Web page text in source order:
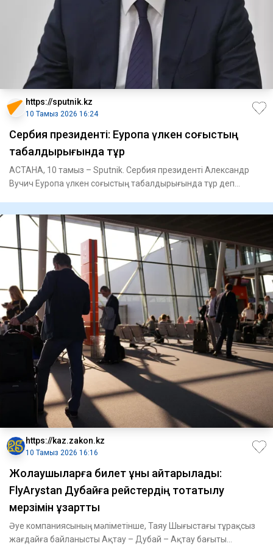
https://sputnik.kz
10 Тамыз 2026 16:24
Сербия президенті: Еуропа үлкен соғыстың
табалдырығында тұр
АСТАНА, 10 тамыз – Sputnik. Сербия президенті Александр
Вучич Еуропа үлкен соғыстың табалдырығында тұр деп
https://kaz.zakon.kz
10 Тамыз 2026 16:16
Жолаушыларға билет құны қайтарылады:
FlyArystan Дубайға рейстердің тоқтатылу
мерзімін ұзартты
Әуе компаниясының мәліметінше, Таяу Шығыстағы тұрақсыз
жағдайға байланысты Ақтау – Дубай – Ақтау бағыты